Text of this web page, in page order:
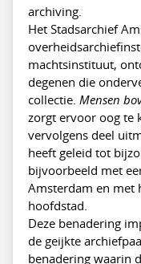
archiving.
Het Stadsarchief
machtsinstituut,
degenen die
collectie. Mensen
zorgt ervoor oog te
vervolgens deel
heeft geleid tot
bijvoorbeeld met
Amsterdam en met
hoofdstad.
Deze benadering
de geijkte
benadering waarin